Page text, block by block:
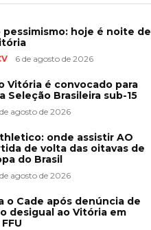
pessimismo: hoje é noite de
6 de agosto de 2026
Vitória é convocado para
Seleção Brasileira sub-15
agosto de 2026
onde assistir AO
de volta das oitavas de
do Brasil
agosto de 2026
o Cade após denúncia de
desigual ao Vitória em